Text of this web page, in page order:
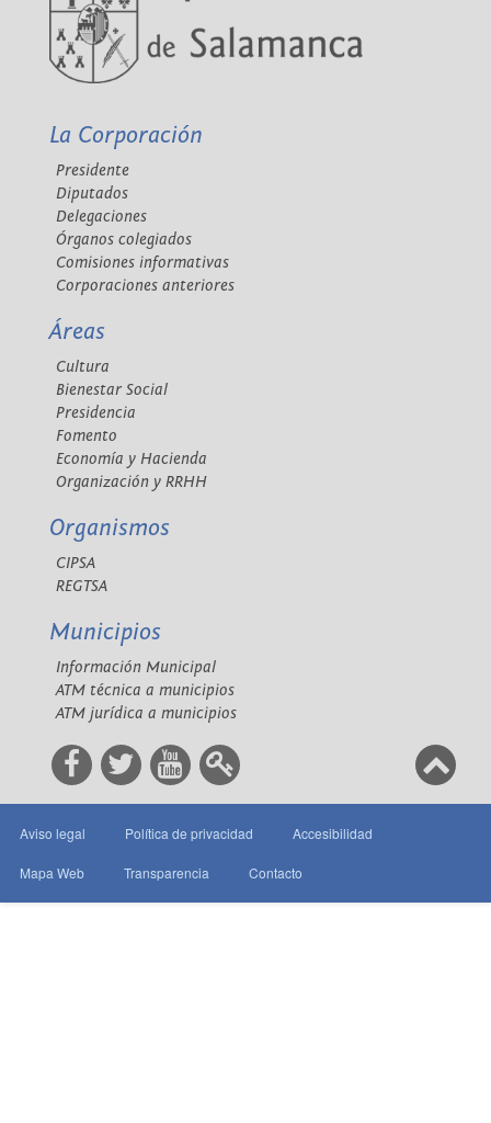
La Corporación
Presidente
Diputados
Delegaciones
Órganos colegiados
Comisiones informativas
Corporaciones anteriores
Áreas
Cultura
Bienestar Social
Presidencia
Fomento
Economía y Hacienda
Organización y RRHH
Organismos
CIPSA
REGTSA
Municipios
Información Municipal
ATM técnica a municipios
ATM jurídica a municipios
Aviso legal Política de privacidad Accesibilidad
Mapa Web Transparencia Contacto